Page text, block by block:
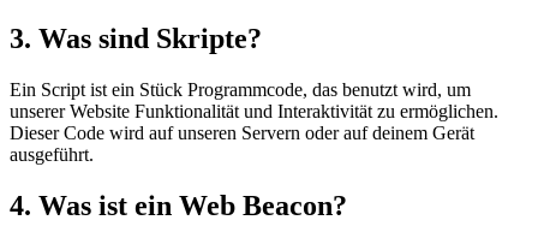
3. Was sind Skripte?
Ein Script ist ein Stück Programmcode, das benutzt wird, um
unserer Website Funktionalität und Interaktivität zu ermöglichen.
Dieser Code wird auf unseren Servern oder auf deinem Gerät
ausgeführt.
4. Was ist ein Web Beacon?